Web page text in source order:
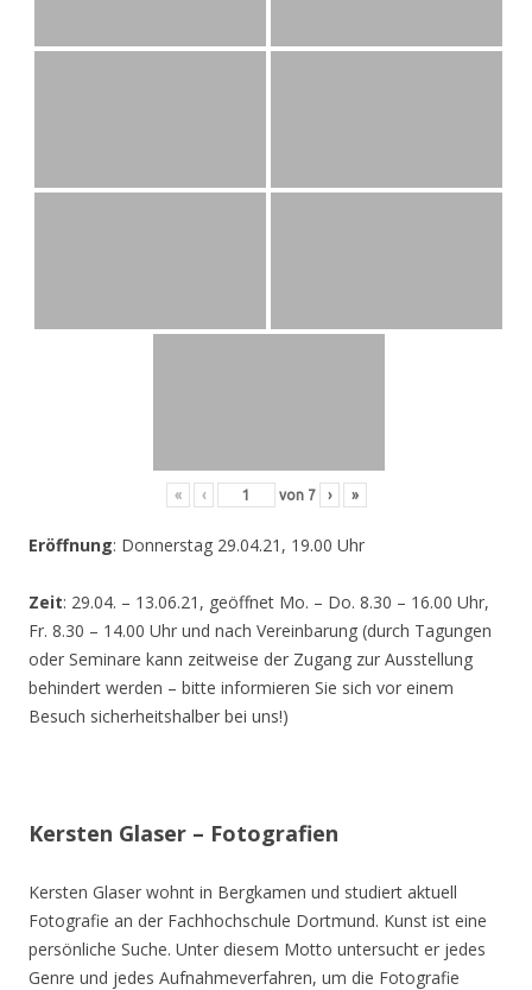
« ‹ von 7 › »
Eröffnung: Donnerstag 29.04.21, 19.00 Uhr
Zeit: 29.04. – 13.06.21, geöffnet Mo. – Do. 8.30 – 16.00 Uhr,
Fr. 8.30 – 14.00 Uhr und nach Vereinbarung (durch Tagungen
oder Seminare kann zeitweise der Zugang zur Ausstellung
behindert werden – bitte informieren Sie sich vor einem
Besuch sicherheitshalber bei uns!)
Kersten Glaser – Fotografien
Kersten Glaser wohnt in Bergkamen und studiert aktuell
Fotografie an der Fachhochschule Dortmund. Kunst ist eine
persönliche Suche. Unter diesem Motto untersucht er jedes
Genre und jedes Aufnahmeverfahren, um die Fotografie